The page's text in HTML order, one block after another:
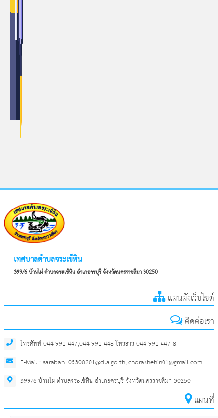
เทศบาลตำบลจระเข้หิน
399/6 บ้านไผ่ ตำบลจระเข้หิน อำเภอครบุรี จังหวัดนครราชสีมา 30250
แผนผังเว็บไซต์
ติดต่อเรา
โทรศัพท์ 044-991-447,044-991-448 โทรสาร 044-991-447-8
E-Mail : saraban_05300201@dla.go.th, chorakhehin01@gmail.com
399/6 บ้านไผ่ ตำบลจระเข้หิน อำเภอครบุรี จังหวัดนครราชสีมา 30250
แผนที่